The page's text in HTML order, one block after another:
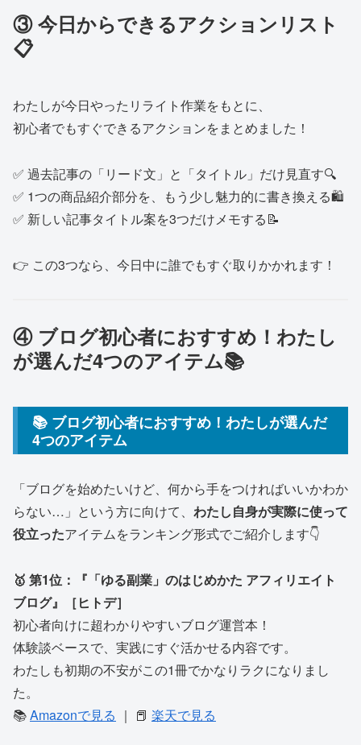
③ 今日からできるアクションリスト
📋
わたしが今日やったリライト作業をもとに、
初心者でもすぐできるアクションをまとめました！
✅ 過去記事の「リード文」と「タイトル」だけ見直す🔍
✅ 1つの商品紹介部分を、もう少し魅力的に書き換える🛍
✅ 新しい記事タイトル案を3つだけメモする📝
👉 この3つなら、今日中に誰でもすぐ取りかかれます！
④ ブログ初心者におすすめ！わたし
が選んだ4つのアイテム📚
📚 ブログ初心者におすすめ！わたしが選んだ
4つのアイテム
「ブログを始めたいけど、何から手をつければいいかわか
らない…」という方に向けて、 わたし自身が実際に使って
役立ったアイテムをランキング形式でご紹介します👇
🥇 第1位：『「ゆる副業」のはじめかた アフィリエイト
ブログ』［ヒトデ］
初心者向けに超わかりやすいブログ運営本！
体験談ベースで、実践にすぐ活かせる内容です。
わたしも初期の不安がこの1冊でかなりラクになりまし
た。
📚Amazonで見る ｜ 📕 楽天で見る